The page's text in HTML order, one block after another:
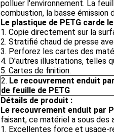
polluer l'environnement. La
combustion, la basse émission
Le plastique de PETG carde
1. Copie directement sur la
2. Stratifié chaud de presse
3. Perforez les cartes des
4. D'autres illustrations, telles
5. Cartes de finition.
2. Le recouvrement enduit
de feuille de PETG
Détails de produit :
Le recouvrement enduit par
faisant, ce matériel a sous des
1. Excellentes force et usage-